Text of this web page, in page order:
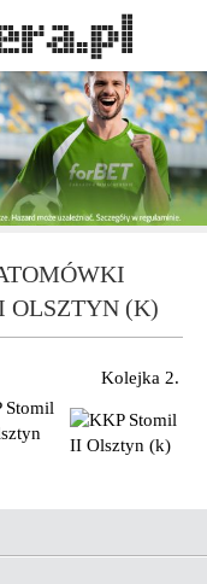
OLSZTYN (K)
Kolejka 2.
Stomil